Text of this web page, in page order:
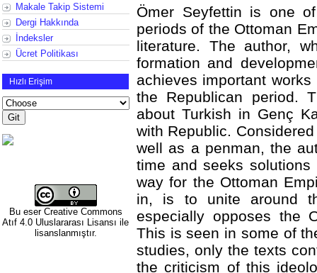
Makale Takip Sistemi
Dergi Hakkında
İndeksler
Ücret Politikası
Hızlı Erişim
Bu eser Creative Commons
Atıf 4.0 Uluslararası Lisansı ile
lisanslanmıştır.
Ömer Seyfettin is one
periods of the Ottoman
literature. The author,
formation and
achieves important
the Republican period.
about Turkish in Genç
with Republic.
well as a penman, the
time and seeks
way for the Ottoman
in, is to unite around
especially opposes the
This is seen in some of
studies, only the texts
the criticism of this